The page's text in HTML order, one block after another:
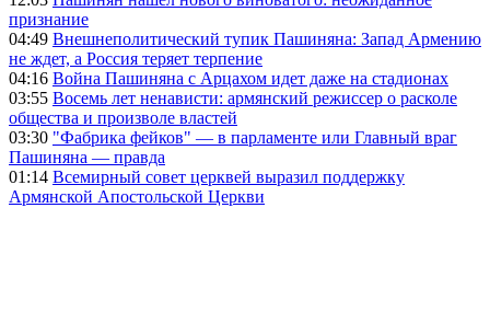
признание
04:49 Внешнеполитический тупик Пашиняна: Запад Армению
не ждет, а Россия теряет терпение
04:16 Война Пашиняна с Арцахом идет даже на стадионах
03:55 Восемь лет ненависти: армянский режиссер о расколе
общества и произволе властей
03:30 "Фабрика фейков" — в парламенте или Главный враг
Пашиняна — правда
01:14 Всемирный совет церквей выразил поддержку
Армянской Апостольской Церкви